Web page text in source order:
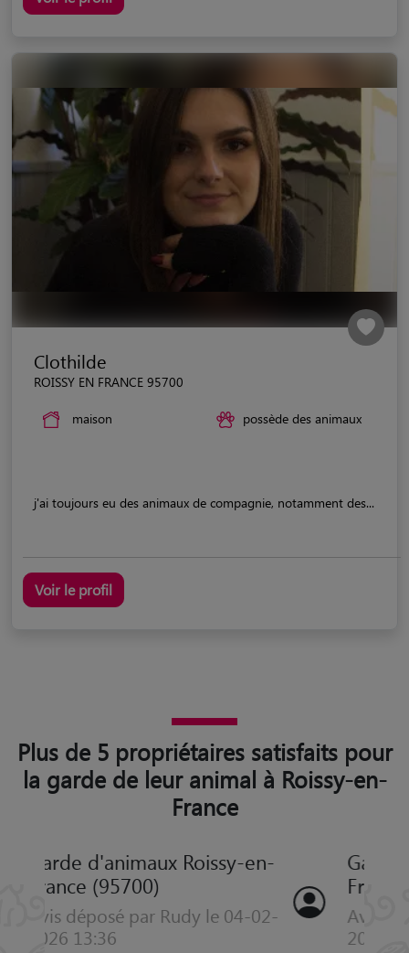
Clothilde
ROISSY EN FRANCE 95700
maison possède des animaux
j'ai toujours eu des animaux de compagnie, notamment des...
Voir le profil
Plus de 5 propriétaires satisfaits pour
la garde de leur animal à Roissy-en-
France
Garde d'animaux Roissy-en-
France (95700)
Avis déposé par Anne le 19-05-
2024 06:58